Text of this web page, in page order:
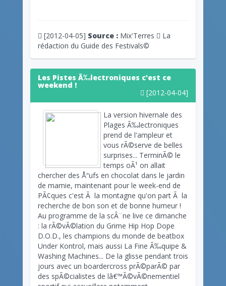
[2012-04-05] Source : Mix'Terres
La
rédaction du Guide des Festivals©
Les Pistes Ã‰lectroniques c'est ce
weekend !
[2012-04-04]
La version hivernale des
Plages Ã‰lectroniques
prend de l'ampleur et
vous rÃ©serve de belles
surprises... TerminÃ© le
temps oÃ¹ on allait
chercher des Å“ufs en chocolat dans le jardin
de mamie, maintenant pour le week-end de
PÃ¢ques c'est Ã la montagne qu'on part Ã la
recherche de bon son et de bonne humeur !
Au programme de la scÃ¨ne live ce dimanche
: la rÃ©vÃ©lation du Grime Hip Hop Dope
D.O.D., les champions du monde de beatbox
Under Kontrol, mais aussi La Fine Ã‰quipe &
Washing Machines... De la glisse pendant trois
jours avec un boardercross prÃ©parÃ© par
des spÃ©cialistes de lâ€™Ã©vÃ©nementiel